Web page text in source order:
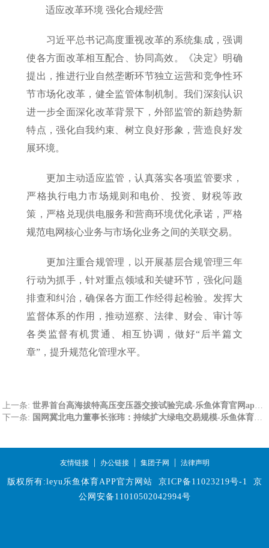
适应改革环境 强化合规经营
习近平总书记高度重视改革的系统集成，强调
使各方面改革相互配合、协同高效。《决定》明确
提出，推进行业自然垄断环节独立运营和竞争性环
节市场化改革，健全监管体制机制。我们深刻认识
进一步全面深化改革背景下，外部监管的新趋势新
特点，强化自我约束、树立良好形象，营造良好发
展环境。
更加主动适应监管，认真落实各项监管要求，
严格执行电力市场规则和电价、投资、财税等政
策，严格兑现供电服务和营商环境优化承诺，严格
规范电网核心业务与市场化业务之间的关联交易。
更加注重合规管理，以开展基层合规管理三年
行动为抓手，针对重点领域和关键环节，强化问题
排查和纠治，确保各方面工作经得起检验。发挥大
监督体系的作用，推动巡察、法律、财会、审计等
各类监督有机贯通、相互协调，做好“后半篇文
章”，提升规范化管理水平。
上一条:世界首台高海拔特高压变压器交接试验完成-乐鱼体育官网app下载
下一条: 国网冀北电力董事长张玮：持续扩大绿电交易规模-乐鱼体育官网app下载
友情链接 | 办公链接 | 集团子网 | 法律声明
版权所有:leyu乐鱼体育APP官方网站 京ICP备11023219号-1
京
公网安备11010502042994号